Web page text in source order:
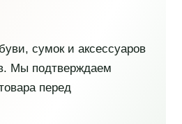
сумок и аксессуаров
Мы подтверждаем
перед